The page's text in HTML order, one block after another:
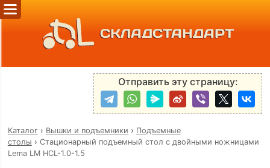
СКЛАДСТАНДАРТ
Отправить эту страницу:
Каталог› Вышки и подъемники › Подъемные
столы › Стационарный подъемный стол с двойными ножницами
Lema LM HCL-1.0-1.5